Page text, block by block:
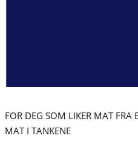
FOR DEG SOM LIKER MAT FRA
MAT I TANKENE